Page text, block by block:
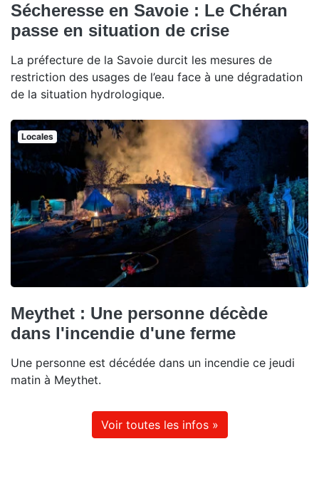
Sécheresse en Savoie : Le Chéran
passe en situation de crise
La préfecture de la Savoie durcit les mesures de
restriction des usages de l’eau face à une dégradation
de la situation hydrologique.
Locales
Meythet : Une personne décède
dans l'incendie d'une ferme
Une personne est décédée dans un incendie ce jeudi
matin à Meythet.
Voir toutes les infos »